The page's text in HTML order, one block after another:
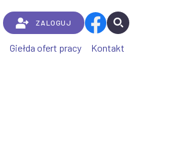
ZALOGUJ
Giełda ofert pracy Kontakt